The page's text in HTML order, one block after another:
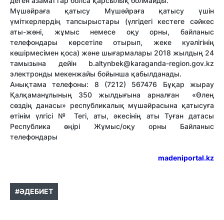
Мүшәйраға қатысу Мүшәйраға қатысу үшін
үміткерлердің тапсырыстары (үлгідегі кестеге сәйкес
аты-жөні, жұмыс немесе оқу орны, байланыс
телефондары көрсетіле отырып, жеке куәлігінің
көшірмесімен қоса) және шығармалары 2018 жылдың 24
тамызына дейін b.altynbek@karaganda-region.gov.kz
электронды мекенжайы бойынша қабылданады.
Анықтама телефоны: 8 (7212) 567476 Бұқар жырау
Қалқаманұлының 350 жылдығына арналған «Өлең
сөздің данасы» республикалық мүшәйрасына қатысуға
өтінім үлгісі № Тегі, аты, әкесінің аты Туған датасы
Республика өңірі Жұмыс/оқу орны Байланыс
телефондары
madeniportal.kz
#ӘДЕБИЕТ